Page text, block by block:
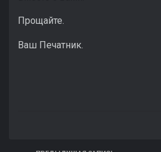
Прощайте.
Ваш Печатник.